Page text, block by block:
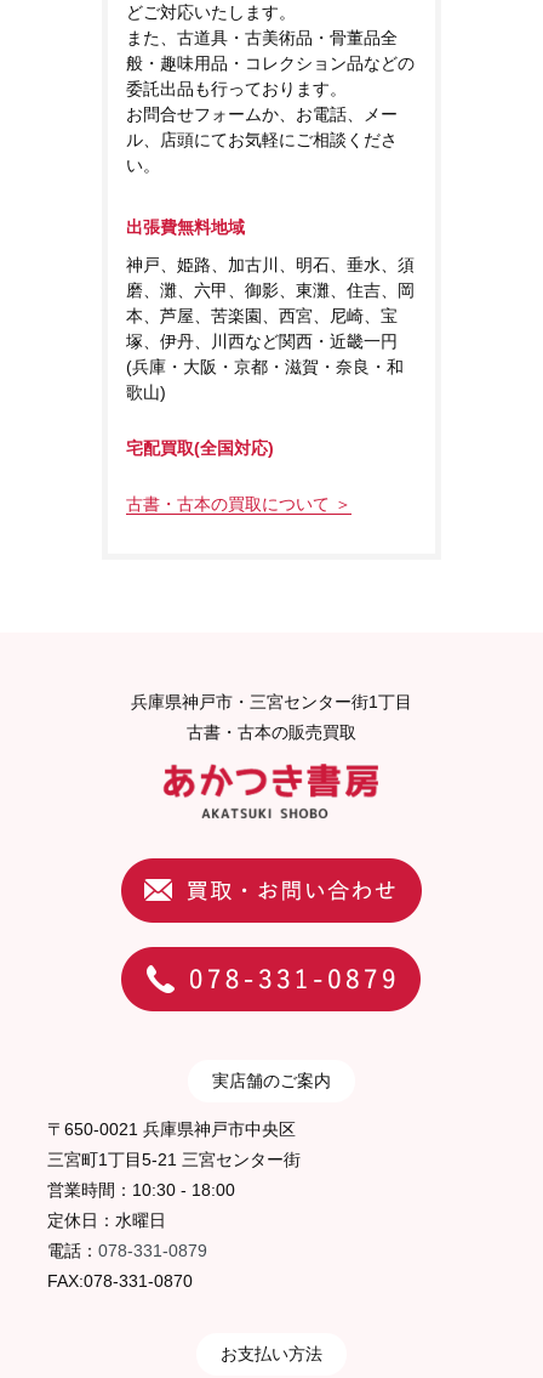
どご対応いたします。
また、古道具・古美術品・骨董品全
般・趣味用品・コレクション品などの
委託出品も行っております。
お問合せフォームか、お電話、メー
ル、店頭にてお気軽にご相談くださ
い。
出張費無料地域
神戸、姫路、加古川、明石、垂水、須
磨、灘、六甲、御影、東灘、住吉、岡
本、芦屋、苦楽園、西宮、尼崎、宝
塚、伊丹、川西など関西・近畿一円
(兵庫・大阪・京都・滋賀・奈良・和
歌山)
宅配買取(全国対応)
古書・古本の買取について ＞
兵庫県神戸市・三宮センター街1丁目
古書・古本の販売買取
実店舗のご案内
〒650-0021 兵庫県神戸市中央区
三宮町1丁目5-21 三宮センター街
営業時間：10:30 - 18:00
定休日：水曜日
電話： 078-331-0879
FAX:078-331-0870
お支払い方法